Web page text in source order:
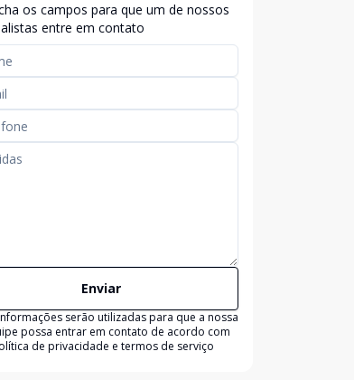
os campos para que um de nossos
entre em contato
Enviar
serão utilizadas para que a nossa
possa entrar em contato de acordo com
de privacidade e termos de serviço